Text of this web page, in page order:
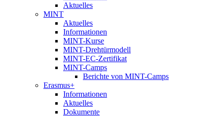
Aktuelles
MINT
Aktuelles
Informationen
MINT-Kurse
MINT-Drehtürmodell
MINT-EC-Zertifikat
MINT-Camps
Berichte von MINT-Camps
Erasmus+
Informationen
Aktuelles
Dokumente